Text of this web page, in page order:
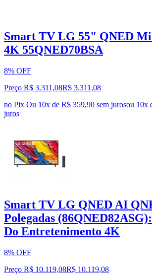
Smart TV LG 55" QNED
4K 55QNED70BSA
8% OFF
Preço R$ 3.311,08R$ 3.311 ,08
no Pix Ou 10x de R$ 359,90 sem jurosou 10x
juros
Smart TV LG QNED AI
Polegadas
Do Entretenimento 4K
8% OFF
Preço R$ 10.119,08R$ 10.119,08